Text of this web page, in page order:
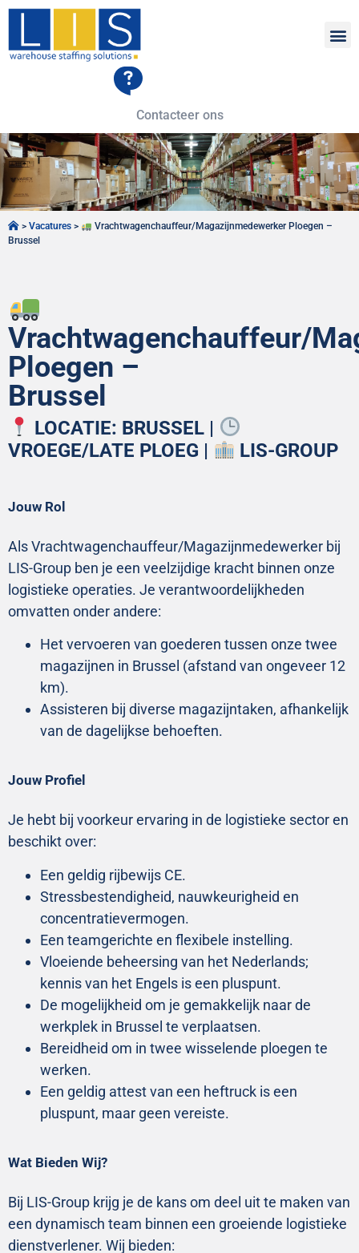
Contacteer ons
> Vacatures >
Vrachtwagenchauffeur/Magazijnmedewerker Ploegen –
Brussel
Vrachtwagenchauffeur/
Ploegen –
Brussel
LOCATIE: BRUSSEL |
VROEGE/LATE PLOEG |
LIS-GROUP
Jouw Rol
Als Vrachtwagenchauffeur/Magazijnmedewerker bij
LIS-Group ben je een veelzijdige kracht binnen onze
logistieke operaties. Je verantwoordelijkheden
omvatten onder andere:
Het vervoeren van goederen tussen onze twee
magazijnen in Brussel (afstand van ongeveer 12
km).
Assisteren bij diverse magazijntaken, afhankelijk
van de dagelijkse behoeften.
Jouw Profiel
Je hebt bij voorkeur ervaring in de logistieke sector en
beschikt over:
Een geldig rijbewijs CE.
Stressbestendigheid, nauwkeurigheid en
concentratievermogen.
Een teamgerichte en flexibele instelling.
Vloeiende beheersing van het Nederlands;
kennis van het Engels is een pluspunt.
De mogelijkheid om je gemakkelijk naar de
werkplek in Brussel te verplaatsen.
Bereidheid om in twee wisselende ploegen te
werken.
Een geldig attest van een heftruck is een
pluspunt, maar geen vereiste.
Wat Bieden Wij?
Bij LIS-Group krijg je de kans om deel uit te maken van
een dynamisch team binnen een groeiende logistieke
dienstverlener. Wij bieden: